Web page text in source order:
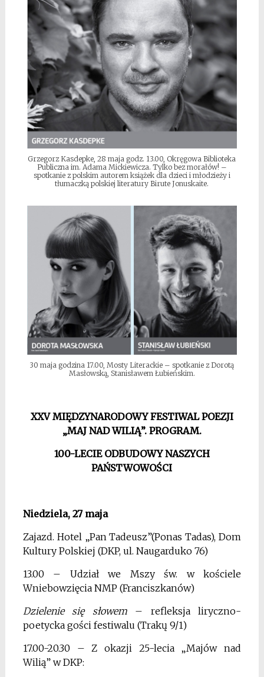
Grzegorz Kasdepke, 28 maja godz. 13.00, Okręgowa Biblioteka
Publiczna im. Adama Mickiewicza. Tylko bez morałów! –
spotkanie z polskim autorem książek dla dzieci i młodzieży i
tłumaczką polskiej literatury Birute Jonuskaite.
30 maja godzina 17.00, Mosty Literackie – spotkanie z Dorotą
Masłowską, Stanisławem Łubieńskim.
XXV MIĘDZYNARODOWY FESTIWAL POEZJI
„MAJ NAD WILIĄ”. PROGRAM.
100-LECIE ODBUDOWY NASZYCH
PAŃSTWOWOŚCI
Niedziela, 27 maja
Zajazd. Hotel „Pan Tadeusz”(Ponas Tadas), Dom
Kultury Polskiej (DKP, ul. Naugarduko 76)
13.00 – Udział we Mszy św. w kościele
Wniebowzięcia NMP (Franciszkanów)
Dzielenie się słowem– refleksja liryczno-
poetycka gości festiwalu (Trakų 9/1)
17.00-20.30 – Z okazji 25-lecia „Majów nad
Wilią” w DKP: